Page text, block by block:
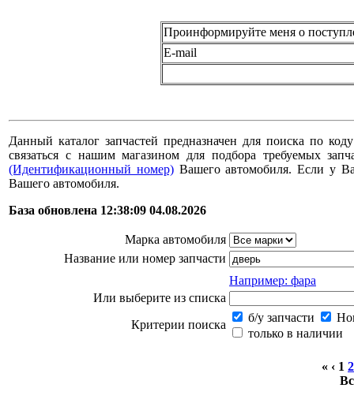
Проинформируйте меня о
E-mail
Данный каталог запчастей предназначен для поиска по
связаться с нашим магазином для подбора требуемых
(Идентификационный номер)Вашего автомобиля. Если у
Вашего автомобиля.
База обновлена 12:38:09 04.08.2026
Марка автомобиля
Название или номер запчасти
Например: фара
Или выберите из списка
Критерии поиска
б/у запчасти
только в наличии
« ‹ 1 2